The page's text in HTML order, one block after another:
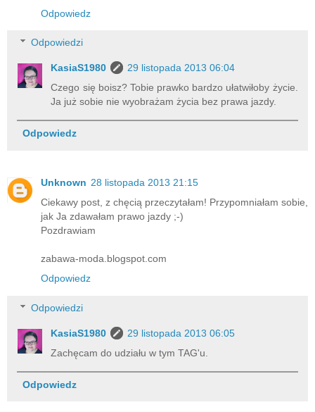
Odpowiedz
Odpowiedzi
KasiaS1980
29 listopada 2013 06:04
Czego się boisz? Tobie prawko bardzo ułatwiłoby życie.
Ja już sobie nie wyobrażam życia bez prawa jazdy.
Odpowiedz
Unknown 28 listopada 2013 21:15
Ciekawy post, z chęcią przeczytałam! Przypomniałam sobie,
jak Ja zdawałam prawo jazdy ;-)
Pozdrawiam
zabawa-moda.blogspot.com
Odpowiedz
Odpowiedzi
KasiaS1980
29 listopada 2013 06:05
Zachęcam do udziału w tym TAG'u.
Odpowiedz